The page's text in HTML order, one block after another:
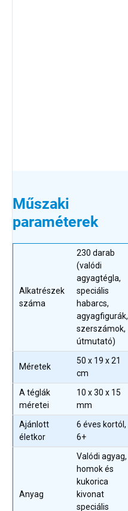
Műszaki
paraméterek
Alkatrészek
száma
230 darab
(valódi
agyagtégla,
speciális
habarcs,
agyagfigurák,
szerszámok,
útmutató)
Méretek
50 x 19 x 21
cm
A téglák
méretei
10 x 30 x 15
mm
Ajánlott
életkor
6 éves kortól,
6+
Anyag
Valódi agyag,
homok és
kukorica
kivonat
speciális